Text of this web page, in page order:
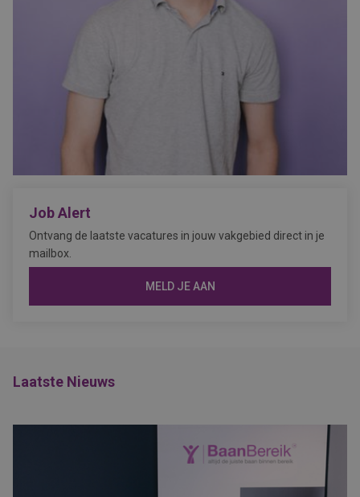
Job Alert
Ontvang de laatste vacatures in jouw vakgebied direct in je
mailbox.
MELD JE AAN
Laatste Nieuws